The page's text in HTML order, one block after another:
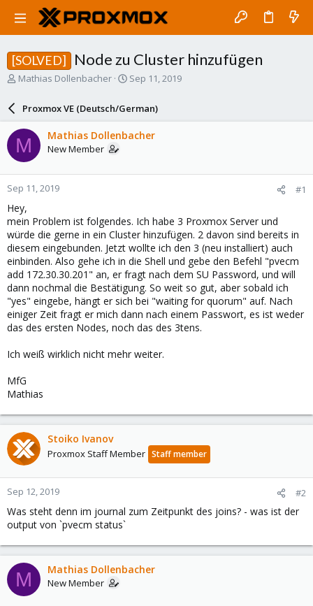
[SOLVED] Node zu Cluster hinzufügen
T
a
d
s
t
a
r
t
e
r
Mathias Dollenbacher
S
r
d
e
Sep 11, 2019
Proxmox VE (Deutsch/German)
M Mathias Dollenbacher
New Member
Sep 11, 2019 #1
Hey,
mein Problem ist folgendes. Ich habe 3 Proxmox Server und
würde die gerne in ein Cluster hinzufügen. 2 davon sind bereits in
diesem eingebunden. Jetzt wollte ich den 3 (neu installiert) auch
einbinden. Also gehe ich in die Shell und gebe den Befehl "pvecm
add 172.30.30.201" an, er fragt nach dem SU Password, und will
dann nochmal die Bestätigung. So weit so gut, aber sobald ich
"yes" eingebe, hängt er sich bei "waiting for quorum" auf. Nach
einiger Zeit fragt er mich dann nach einem Passwort, es ist weder
das des ersten Nodes, noch das des 3tens.
Ich weiß wirklich nicht mehr weiter.
MfG
Mathias
Stoiko Ivanov
Proxmox Staff Member Staff member
Sep 12, 2019 #2
Was steht denn im journal zum Zeitpunkt des joins? - was ist der
output von `pvecm status`
M Mathias Dollenbacher
New Member